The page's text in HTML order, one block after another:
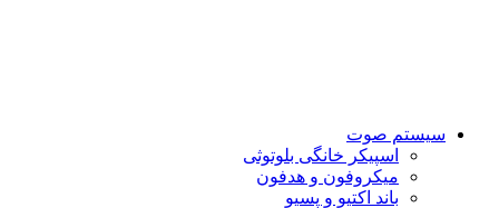
سیستم صوت
اسپیکر خانگی بلوتوثی
میکروفون و هدفون
باند اکتیو و پسیو